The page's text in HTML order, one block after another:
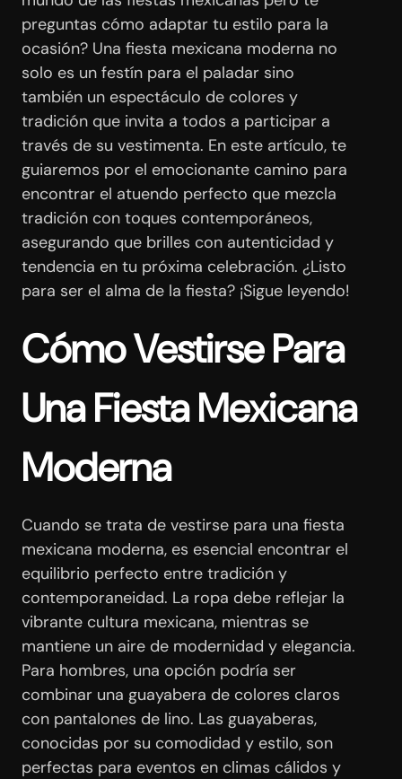
preguntas cómo adaptar tu estilo para la
ocasión? Una fiesta mexicana moderna no
solo es un festín para el paladar sino
también un espectáculo de colores y
tradición que invita a todos a participar a
través de su vestimenta. En este artículo, te
guiaremos por el emocionante camino para
encontrar el atuendo perfecto que mezcla
tradición con toques contemporáneos,
asegurando que brilles con autenticidad y
tendencia en tu próxima celebración. ¿Listo
para ser el alma de la fiesta? ¡Sigue leyendo!
Cómo Vestirse Para
Una Fiesta Mexicana
Moderna
Cuando se trata de vestirse para una fiesta
mexicana moderna, es esencial encontrar el
equilibrio perfecto entre tradición y
contemporaneidad. La ropa debe reflejar la
vibrante cultura mexicana, mientras se
mantiene un aire de modernidad y elegancia.
Para hombres, una opción podría ser
combinar una guayabera de colores claros
con pantalones de lino. Las guayaberas,
conocidas por su comodidad y estilo, son
perfectas para eventos en climas cálidos y